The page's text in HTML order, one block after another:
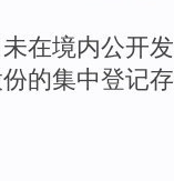
在境内公开
的集中登记